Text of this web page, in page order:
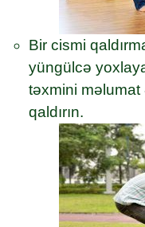
Bir cismi
yüngülcə
təxmini
qaldırın.